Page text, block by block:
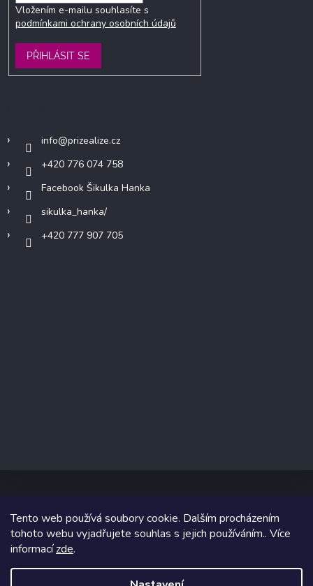
Tento web používá soubory cookie. Dalším procházením
tohoto webu vyjadřujete souhlas s jejich používáním.. Více
informacízde.
Vložením e-mailu souhlasíte s
podmínkami ochrany osobních údajů
PŘIHLÁSIT SE
info@prizealize.cz
+420 776 074 758
Facebook Šikulka Hanka
sikulka_hanka/
+420 777 907 705
Copyright 2026www.prizealize.cz. Všechna práva vyhrazena.
Grafický návrh vytvořil a na Shoptet implementoval
Shoptetak.cz.